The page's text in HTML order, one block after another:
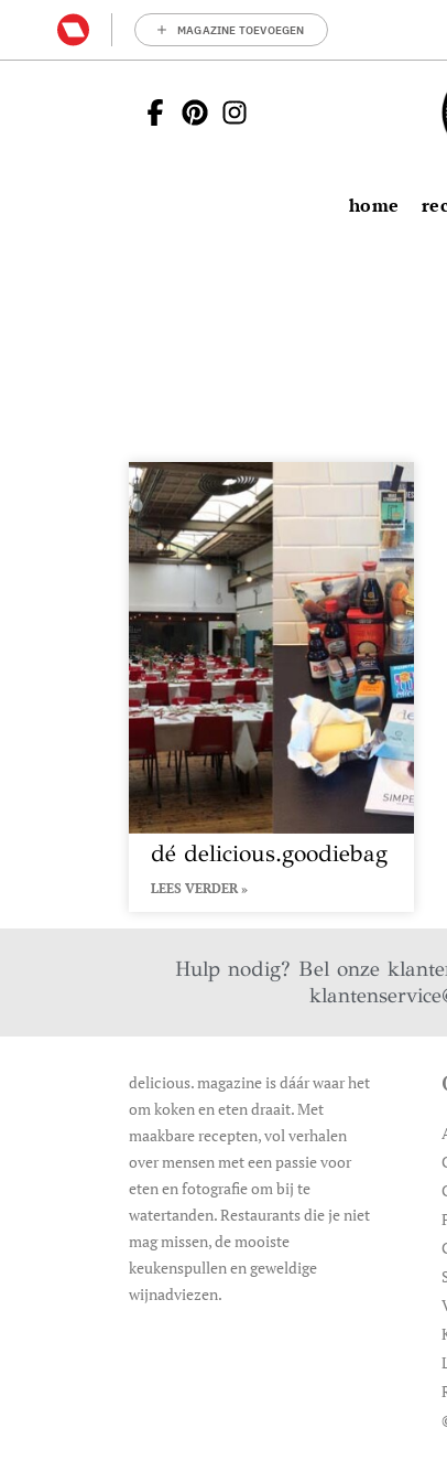
MAGAZINE TOEVOEGEN
home
dé delicious.goodiebag
LEES VERDER »
Hulp nodig? Bel onze
delicious. magazine is dáár waar het
om koken en eten draait. Met
maakbare recepten, vol verhalen
over mensen met een passie voor
eten en fotografie om bij te
watertanden. Restaurants die je niet
mag missen, de mooiste
keukenspullen en geweldige
wijnadviezen.